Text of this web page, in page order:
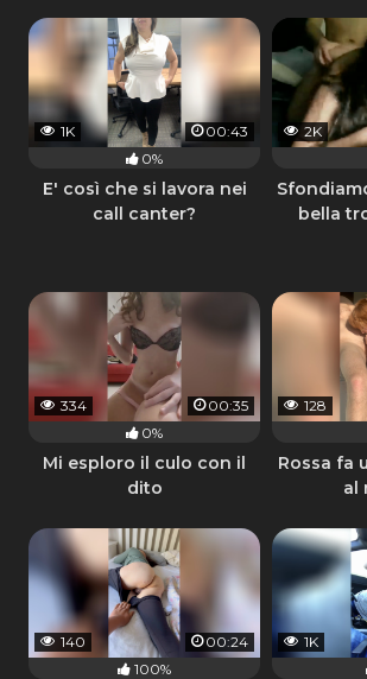
1K
00:43
0%
E' così che si lavora nei
call canter?
2K
bella
334
00:35
0%
Mi esploro il culo con il
dito
128
Rossa fa
al
140
00:24
100%
1K